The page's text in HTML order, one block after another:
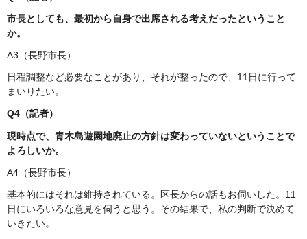
市長としても、最初から自身で出席される考えだったということ
か。
A3（長野市長）
日程調整など必要なことがあり、それが整ったので、11日に行って
まいりたい。
Q4（記者）
現時点で、青木島遊園地廃止の方針は変わっていないということで
よろしいか。
A4（長野市長）
基本的にはそれは維持されている。区長からの話もお伺いした。11
日にいろいろな意見を伺うと思う。その結果で、私の判断で決めて
いきたい。